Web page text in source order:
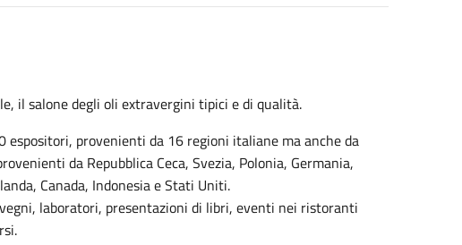
il salone degli oli extravergini tipici e di qualità.
espositori, provenienti da 16 regioni italiane ma anche da
da Repubblica Ceca, Svezia, Polonia, Germania,
Canada, Indonesia e Stati Uniti.
laboratori, presentazioni di libri, eventi nei ristoranti